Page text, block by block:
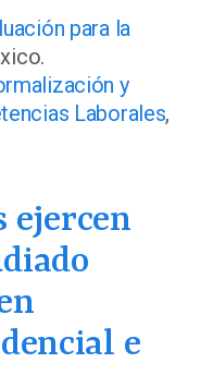
para la
y
Laborales,
ejercen
e